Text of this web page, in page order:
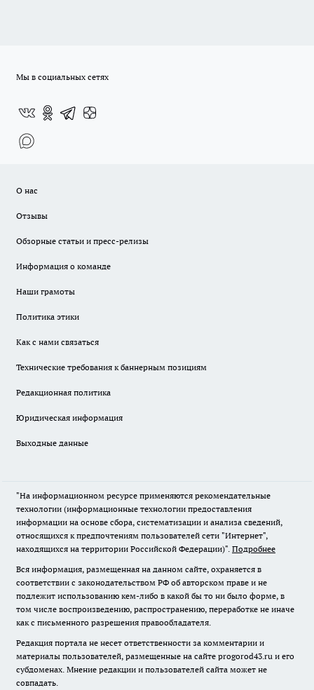
Мы в социальных сетях
О нас
Отзывы
Обзорные статьи и пресс-релизы
Информация о команде
Наши грамоты
Политика этики
Как с нами связаться
Технические требования к баннерным позициям
Редакционная политика
Юридическая информация
Выходные данные
"На информационном ресурсе применяются рекомендательные
технологии (информационные технологии предоставления
информации на основе сбора, систематизации и анализа сведений,
относящихся к предпочтениям пользователей сети "Интернет",
находящихся на территории Российской Федерации)". Подробнее
Вся информация, размещенная на данном сайте, охраняется в
соответствии с законодательством РФ об авторском праве и не
подлежит использованию кем-либо в какой бы то ни было форме, в
том числе воспроизведению, распространению, переработке не иначе
как с письменного разрешения правообладателя.
Редакция портала не несет ответственности за комментарии и
материалы пользователей, размещенные на сайте progorod43.ru и его
субдоменах. Мнение редакции и пользователей сайта может не
совпадать.